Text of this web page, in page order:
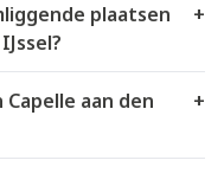
plaatsen
+
aan den
+